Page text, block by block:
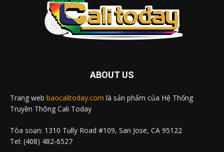
ABOUT US
Trang web baocalitoday.com là sản phẩm của Hệ Thống
Truyền Thông Cali Today
Tòa soạn: 1310 Tully Road #109, San Jose, CA 95122
Tel: (408) 482-6527